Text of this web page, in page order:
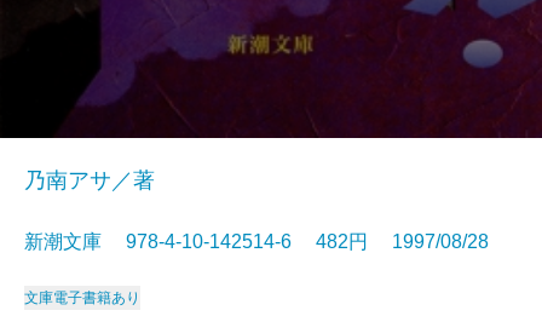
乃南アサ／著
新潮文庫 978-4-10-142514-6 482円 1997/08/28
文庫電子書籍あり